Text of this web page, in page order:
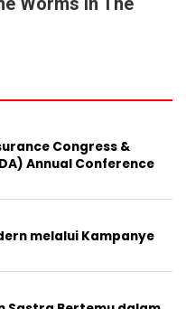
Congress &
Annual Conference
melalui Kampanye